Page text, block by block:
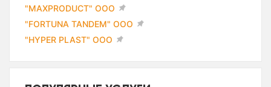
"MAXPRODUCT" ООО
"FORTUNA TANDEM" ООО
"HYPER PLAST" ООО